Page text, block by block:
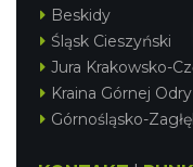
Beskidy
Śląsk Cieszyński
Jura Krakowsko-
Kraina Górnej Odry
Górnośląsko-